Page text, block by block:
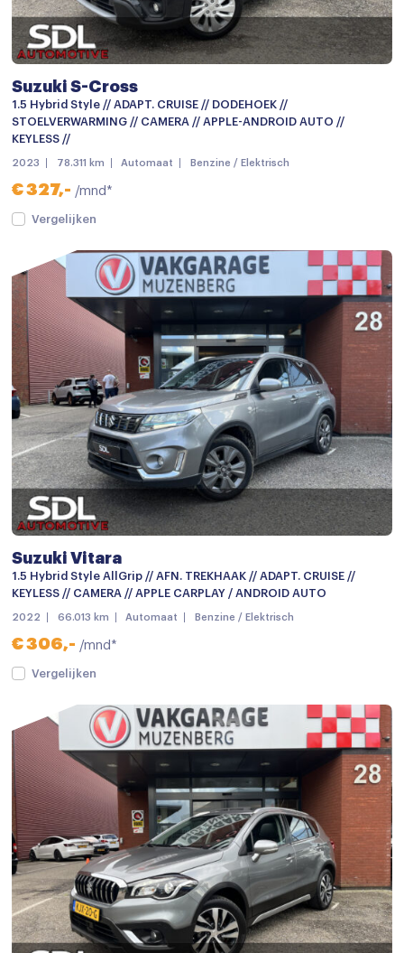
Chroom delen exterieur
Dakrails
Elektronische remkrachtverdeling
Getint glas
Keyless entry
keyless entry
LED dagrijverlichting
LED koplampen
Lichtmetalen velgen
Lichtmetalen velgen 17"
Mistlampen voor
Panoramadak
Parkeer assistent
Parkeersensor achter
Parkeersensoren
Parkeersensor voor
Schuif-/kanteldak
Trekhaak afneembaar
Achteruitrijcamera
Android auto
Apple carplay
Bluetooth telefoonvoorbereiding
Multimedia-voorbereiding
Multimedia systeem
Navigatie
Navigatiesysteem full map
Radio
Radio
Suzuki S-Cross
1.5 Hybrid Style // ADAPT. CRUISE // DODEHOEK //
STOELVERWARMING // CAMERA // APPLE-ANDROID AUTO //
KEYLESS //
2023 78.311 km Automaat Benzine / Elektrisch
€ 327,- /mnd*
Vergelijken
Suzuki Vitara
1.5 Hybrid Style AllGrip // AFN. TREKHAAK // ADAPT. CRUISE //
KEYLESS // CAMERA // APPLE CARPLAY / ANDROID AUTO
2022 66.013 km Automaat Benzine / Elektrisch
€ 306,- /mnd*
Vergelijken